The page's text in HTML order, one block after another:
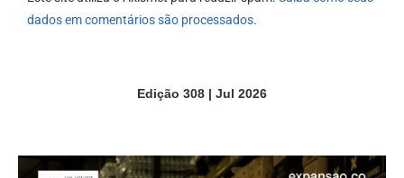
dados em comentários são processados.
Edição 308 | Jul 2026